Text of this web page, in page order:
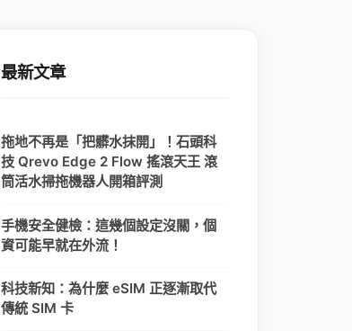
最新文章
拖地不再是「把髒水抹開」！石頭科
技 Qrevo Edge 2 Flow 搖滾天王 滾
筒活水掃拖機器人開箱評測
手機安全健檢：這幾個設定沒關，個
資可能早就在外流！
科技新知：為什麼 eSIM 正逐漸取代
傳統 SIM 卡